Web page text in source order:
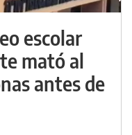
escolar
mató al
antes de